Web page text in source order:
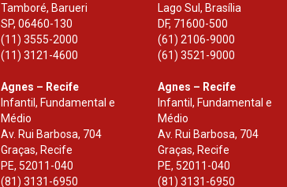
Tamboré, Barueri
SP,06460-130
(11) 3555-2000
(11) 3121-4600
Lago Sul, Brasília
DF, 71600-500
(61) 2106-9000
(61) 3521-9000
Agnes – Recife
Infantil, Fundamental e
Médio
Av. Rui Barbosa, 704
Graças, Recife
PE, 52011-040
(81) 3131-6950
Agnes – Recife
Infantil, Fundamental e
Médio
Av. Rui Barbosa, 704
Graças, Recife
PE, 52011-040
(81) 3131-6950